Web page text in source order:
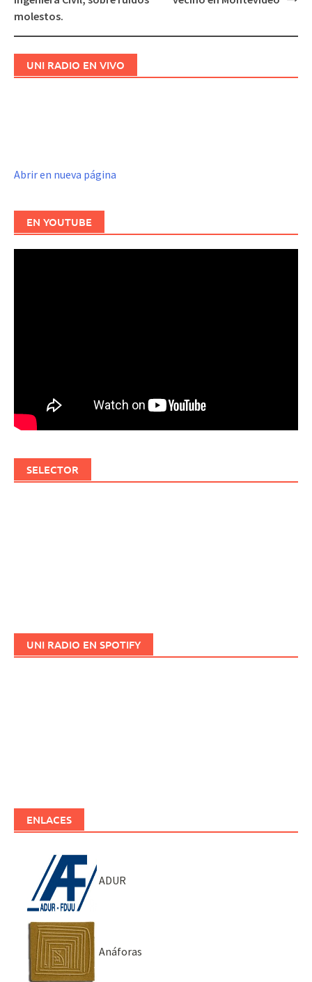
entradas
molestos.
UNI RADIO EN VIVO
Abrir en nueva página
EN YOUTUBE
SELECTOR
UNI RADIO EN SPOTIFY
ENLACES
ADUR
Anáforas